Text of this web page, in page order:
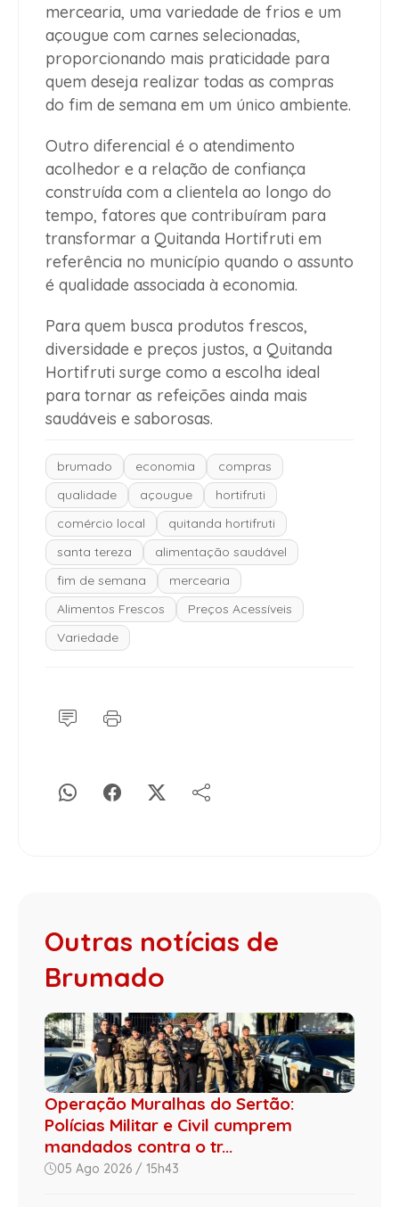
mercearia, uma variedade de frios e um
açougue com carnes selecionadas,
proporcionando mais praticidade para
quem deseja realizar todas as compras
do fim de semana em um único ambiente.
Outro diferencial é o atendimento
acolhedor e a relação de confiança
construída com a clientela ao longo do
tempo, fatores que contribuíram para
transformar a Quitanda Hortifruti em
referência no município quando o assunto
é qualidade associada à economia.
Para quem busca produtos frescos,
diversidade e preços justos, a Quitanda
Hortifruti surge como a escolha ideal
para tornar as refeições ainda mais
saudáveis e saborosas.
brumado economia
compras
qualidade
açougue
hortifruti
comércio local
quitanda hortifruti
santa tereza
alimentação saudável
fim de semana
mercearia
Alimentos Frescos
Preços Acessíveis
Variedade
Outras notícias de
Brumado
Operação Muralhas do Sertão:
Polícias Militar e Civil cumprem
mandados contra o tr...
05 Ago 2026 / 15h43